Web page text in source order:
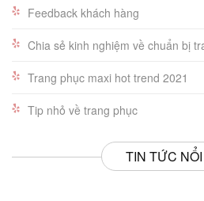
Feedback khách hàng
Chia sẻ kinh nghiệm về chuẩn bị
Trang phục maxi hot trend 2021
Tip nhỏ về trang phục
TIN TỨC